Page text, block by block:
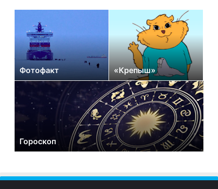
Фотофакт «Крепыш»
Гороскоп